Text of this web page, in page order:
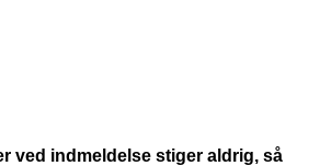
ved indmeldelse stiger aldrig, så